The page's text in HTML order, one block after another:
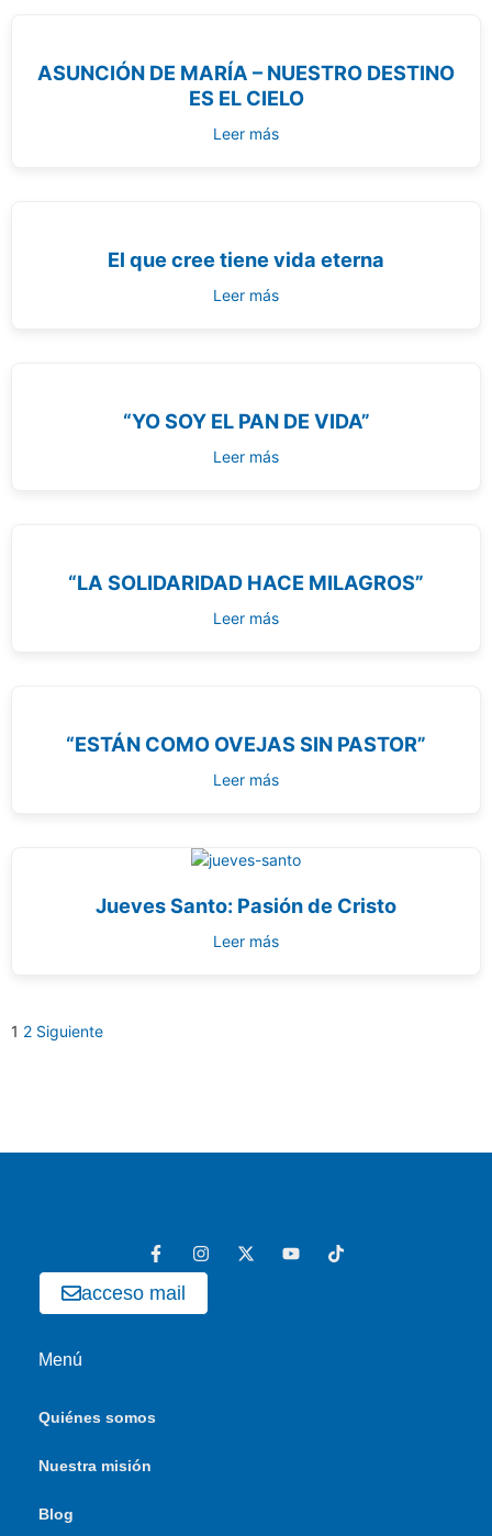
ASUNCIÓN DE MARÍA – NUESTRO DESTINO
ES EL CIELO
Leer más
El que cree tiene vida eterna
Leer más
“YO SOY EL PAN DE VIDA”
Leer más
“LA SOLIDARIDAD HACE MILAGROS”
Leer más
“ESTÁN COMO OVEJAS SIN PASTOR”
Leer más
Jueves Santo: Pasión de Cristo
Leer más
1 2 Siguiente
acceso mail
Menú
Quiénes somos
Nuestra misión
Blog